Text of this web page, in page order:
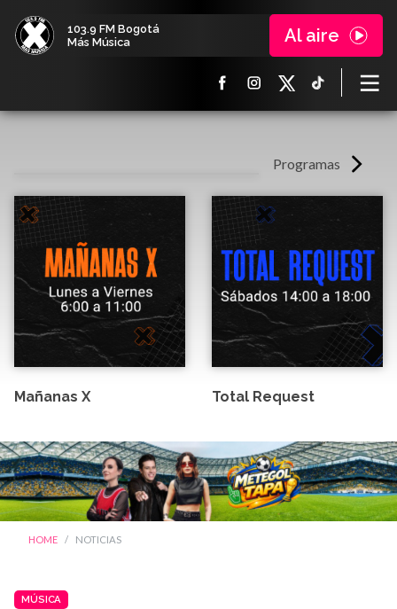
103.9 FM Bogotá
Más Música
Al aire
Programas
Mañanas X Total Request
HOME NOTICIAS
MÚSICA